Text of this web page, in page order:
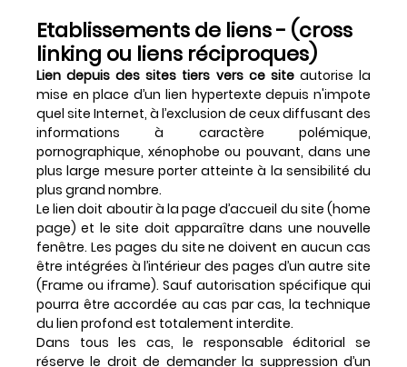
Etablissements de liens - (cross
linking ou liens réciproques)
Lien depuis des sites tiers vers ce siteautorise la
mise en place d’un lien hypertexte depuis n'impote
quel site Internet, à l’exclusion de ceux diffusant des
informations à caractère polémique,
pornographique, xénophobe ou pouvant, dans une
plus large mesure porter atteinte à la sensibilité du
plus grand nombre.
Le lien doit aboutir à la page d’accueil du site (home
page) et le site doit apparaître dans une nouvelle
fenêtre. Les pages du site ne doivent en aucun cas
être intégrées à l’intérieur des pages d’un autre site
(Frame ou iframe). Sauf autorisation spécifique qui
pourra être accordée au cas par cas, la technique
du lien profond est totalement interdite.
Dans tous les cas, le responsable éditorial se
réserve le droit de demander la suppression d’un